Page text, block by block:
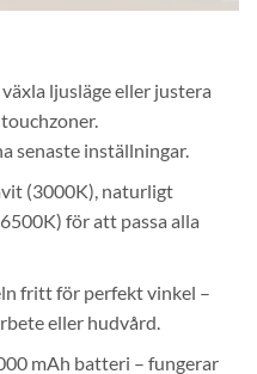
ljusläge eller justera
senaste inställningar.
(3000K), naturligt
för att passa alla
fritt för perfekt vinkel –
eller hudvård.
mAh batteri – fungerar